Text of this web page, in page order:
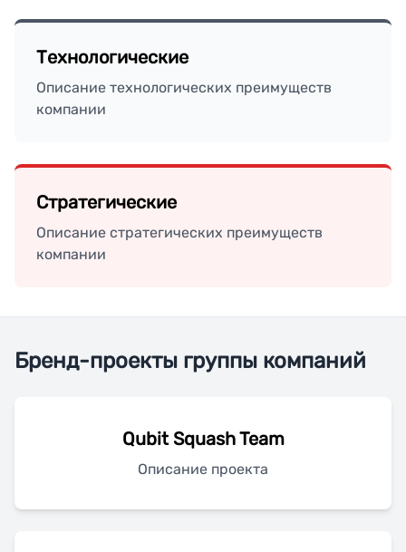
Технологические
Описание технологических преимуществ
компании
Стратегические
Описание стратегических преимуществ
компании
Бренд-проекты группы компаний
Qubit Squash Team
Описание проекта